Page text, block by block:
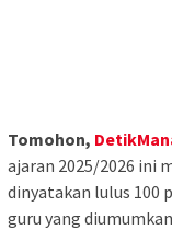
Tomohon,
ajaran 2025/2026 ini
dinyatakan lulus 100
guru yang